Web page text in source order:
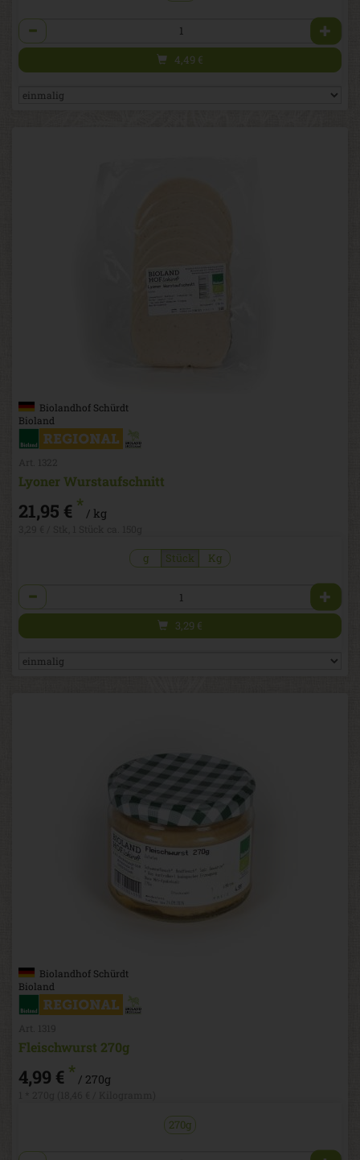
Anzahl
4,49 €
Biolandhof Schürdt
Bioland
Lyoner Wurstaufschnitt
21,95 € * / kg
g Stück Kg
Anzahl
3,29 €
Biolandhof Schürdt
Bioland
Fleischwurst 270g
4,99 € * / 270g
270g